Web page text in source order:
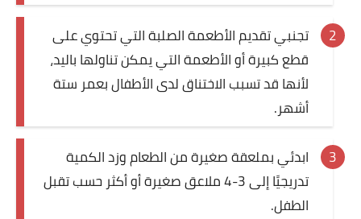
تجنبي تقديم الأطعمة الصلبة التي تحتوي على
قطع كبيرة أو الأطعمة التي يمكن تناولها باليد،
لأنها قد تسبب الاختناق لدى الأطفال بعمر ستة
أشهر.
ابدئي بملعقة صغيرة من الطعام وزد الكمية
تدريجيًا إلى 3-4 ملاعق صغيرة أو أكثر حسب تقبل
الطفل.